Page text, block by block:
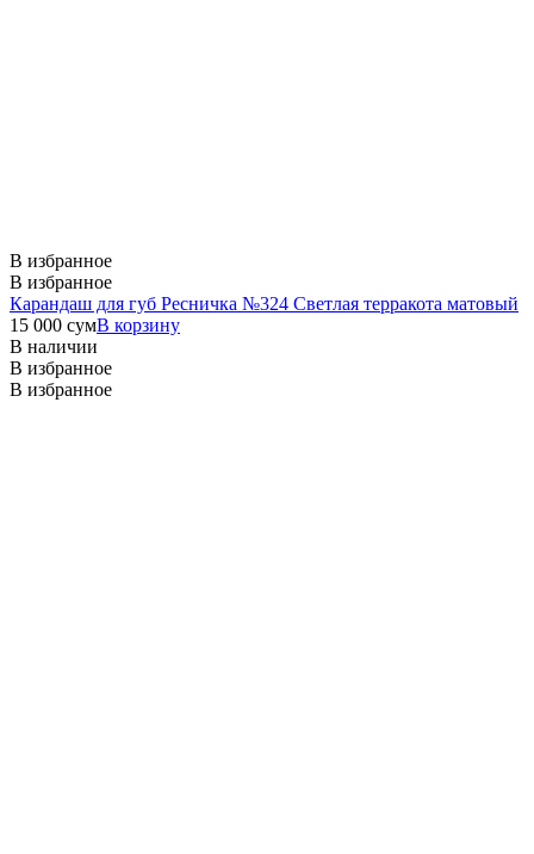
В избранное
В избранное
Карандаш для губ Ресничка №324 Светлая терракота матовый
15 000 сумВ корзину
В наличии
В избранное
В избранное